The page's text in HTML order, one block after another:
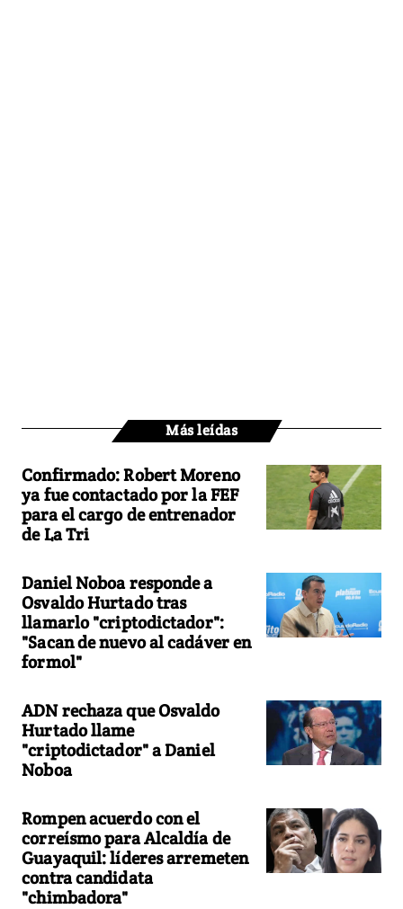
Más leídas
Confirmado: Robert Moreno
ya fue contactado por la FEF
para el cargo de entrenador
de La Tri
Daniel Noboa responde a
Osvaldo Hurtado tras
llamarlo "criptodictador":
"Sacan de nuevo al cadáver en
formol"
ADN rechaza que Osvaldo
Hurtado llame
"criptodictador" a Daniel
Noboa
Rompen acuerdo con el
correísmo para Alcaldía de
Guayaquil: líderes arremeten
contra candidata
"chimbadora"